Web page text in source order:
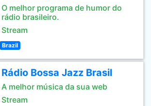
O melhor programa de humor do
rádio brasileiro.
Stream
Brazil
Rádio Bossa Jazz Brasil
A melhor música da sua web
Stream